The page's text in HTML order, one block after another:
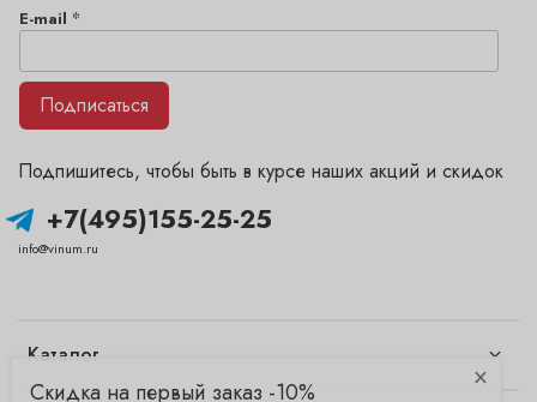
Каталог
+7(495)155-25-25
info@vinum.ru
Подпишитесь, чтобы быть в курсе наших акций и скидок
E-mail *
Подписаться
×
Скидка на первый заказ -10%